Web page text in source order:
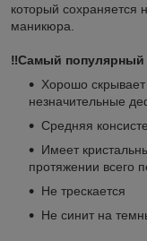
который сохраняется
маникюра.
‼️Самый популярный
Хорошо
незначительные
Средняя
Имеет
протяжении всего
Не трескается
Не синит на